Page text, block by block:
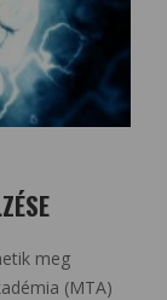
meg
(MTA)